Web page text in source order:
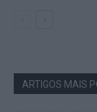
ARTIGOS MAIS